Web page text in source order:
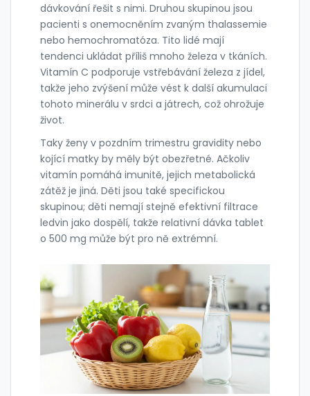
dávkování řešit s nimi. Druhou skupinou jsou
pacienti s onemocněním zvaným thalassemie
nebo hemochromatóza. Tito lidé mají
tendenci ukládat příliš mnoho železa v tkáních.
Vitamín C podporuje vstřebávání železa z jídel,
takže jeho zvýšení může vést k další akumulaci
tohoto minerálu v srdci a játrech, což ohrožuje
život.
Taky ženy v pozdním trimestru gravidity nebo
kojící matky by měly být obezřetné. Ačkoliv
vitamín pomáhá imunitě, jejich metabolická
zátěž je jiná. Děti jsou také specifickou
skupinou; děti nemají stejně efektivní filtrace
ledvin jako dospělí, takže relativní dávka tablet
o 500 mg může být pro ně extrémní.